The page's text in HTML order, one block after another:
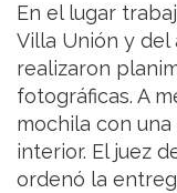
En el lugar
Villa Unión y del
realizaron
fotográficas. A
mochila con
interior. El juez
ordenó la